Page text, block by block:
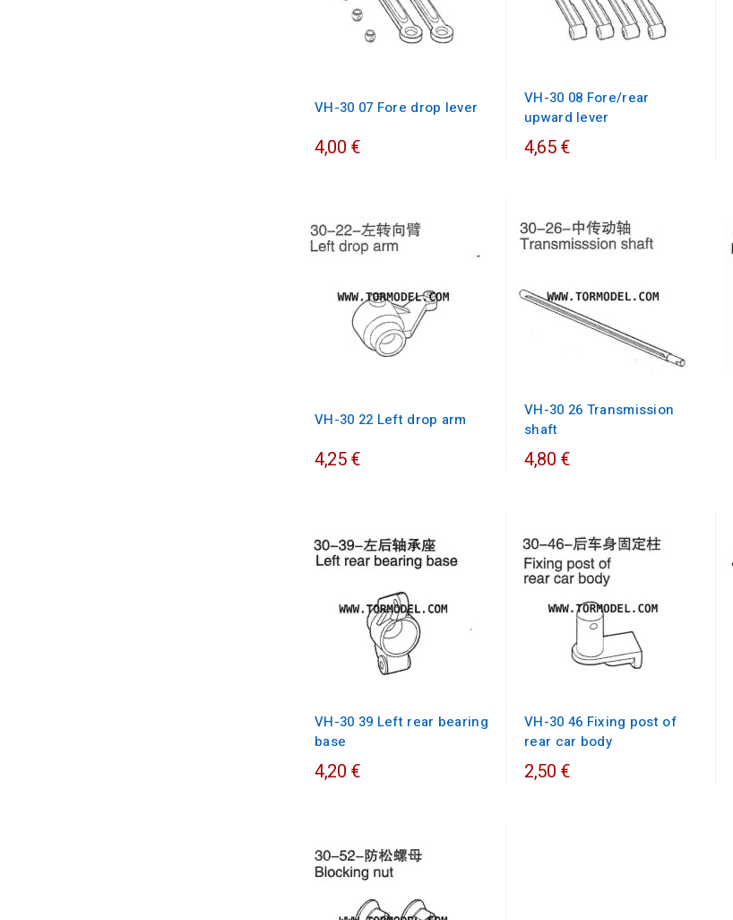
VH-30 07 Fore drop lever
4,00 €
VH-30 08 Fore/rear
upward lever
4,65 €
VH-30 22 Left drop arm
4,25 €
VH-30 26 Transmission
shaft
4,80 €
VH-30 39 Left rear bearing
base
4,20 €
VH-30 46 Fixing post of
rear car body
2,50 €